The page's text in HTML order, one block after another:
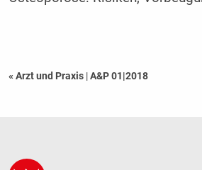
« Arzt und Praxis |A&P 01|2018